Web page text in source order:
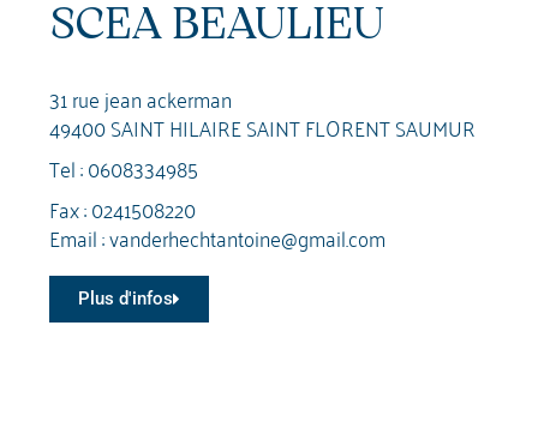
SCEA BEAULIEU
31 rue jean ackerman
49400 SAINT HILAIRE SAINT FLORENT SAUMUR
Tel :0608334985
Fax : 0241508220
Email :vanderhechtantoine@gmail.com
Plus d'infos